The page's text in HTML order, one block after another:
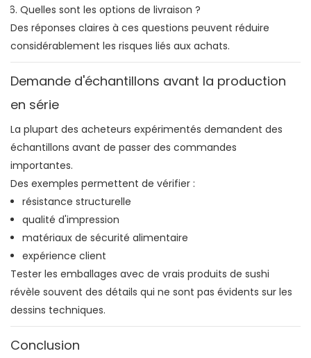
Quelles sont les options de livraison ?
Des réponses claires à ces questions peuvent réduire
considérablement les risques liés aux achats.
Demande d'échantillons avant la production
en série
La plupart des acheteurs expérimentés demandent des
échantillons avant de passer des commandes
importantes.
Des exemples permettent de vérifier :
résistance structurelle
qualité d'impression
matériaux de sécurité alimentaire
expérience client
Tester les emballages avec de vrais produits de sushi
révèle souvent des détails qui ne sont pas évidents sur les
dessins techniques.
Conclusion